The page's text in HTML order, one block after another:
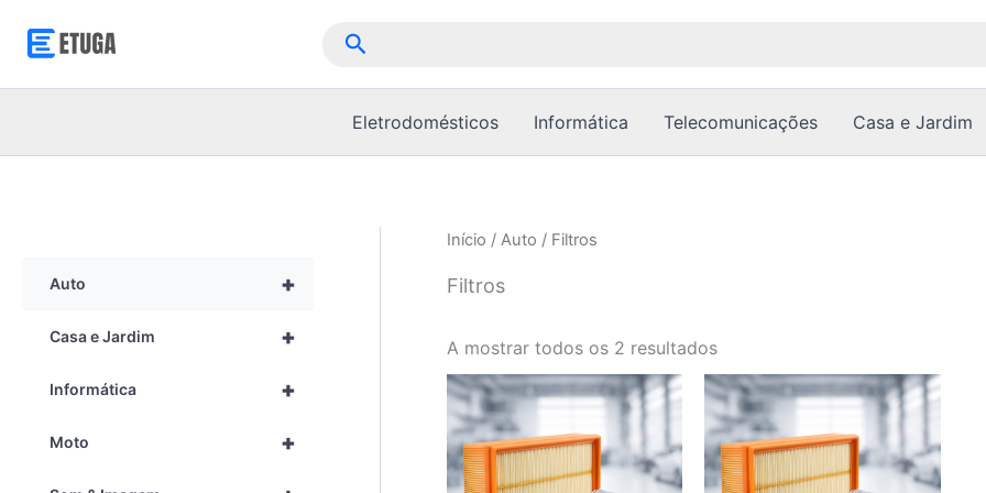
Pesquisar
Eletrodomésticos Informática Telecomunicações Casa e Jardim
+
Auto
+
Casa e Jardim
+
Informática
+
Moto
Início / Auto / Filtros
Filtros
A mostrar todos os 2 resultados